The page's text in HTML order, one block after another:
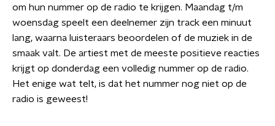
om hun nummer op de radio te krijgen. Maandag t/m
woensdag speelt een deelnemer zijn track een minuut
lang, waarna luisteraars beoordelen of de muziek in de
smaak valt. De artiest met de meeste positieve reacties
krijgt op donderdag een volledig nummer op de radio.
Het enige wat telt, is dat het nummer nog niet op de
radio is geweest!